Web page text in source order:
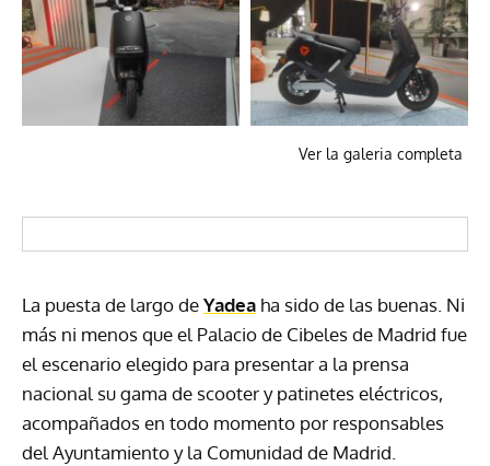
Ver la galeria completa
La puesta de largo deYadea ha sido de las buenas. Ni
más ni menos que el Palacio de Cibeles de Madrid fue
el escenario elegido para presentar a la prensa
nacional su gama de scooter y patinetes eléctricos,
acompañados en todo momento por responsables
del Ayuntamiento y la Comunidad de Madrid.